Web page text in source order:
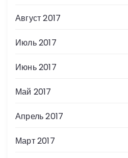
Август 2017
Июль 2017
Июнь 2017
Май 2017
Апрель 2017
Март 2017